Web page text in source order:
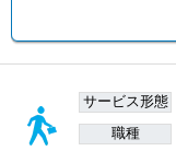
サービス形態
職種